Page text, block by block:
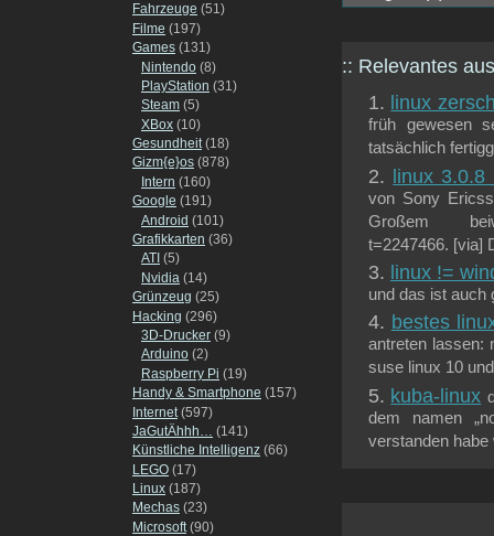
Fahrzeuge (51)
Filme (197)
Games (131)
Nintendo (8)
PlayStation (31)
Steam (5)
XBox (10)
Gesundheit(18)
Gizm{e}os (878)
Intern (160)
Google (191)
Android (101)
Grafikkarten (36)
ATI (5)
Nvidia (14)
Grünzeug (25)
Hacking (296)
3D-Drucker (9)
Arduino (2)
Raspberry Pi (19)
Handy & Smartphone (157)
Internet (597)
JaGutÄhhh… (141)
Künstliche Intelligenz (66)
LEGO (17)
Linux (187)
Mechas (23)
Microsoft(90)
:: Relevantes
linux
früh gewesen
tatsächlich
linux 3.0.8
von Sony
Großem
t=2247466. [via]
linux !=
und das ist auch
bestes
antreten lassen:
suse linux 10
kuba-linux
dem namen
verstanden